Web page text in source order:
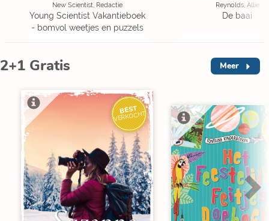
New Scientist, Redactie
Young Scientist Vakantieboek
- bomvol weetjes en puzzels
Reynolds, Allie
De baai
2+1 Gratis Meer
BEST
VERKOCHT